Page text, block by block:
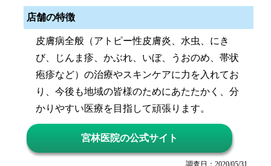
店舗の特徴
皮膚病全般（アトピー性皮膚炎、水虫、にき
び、じんま疹、かぶれ、いぼ、うおのめ、帯状
疱疹など）の治療やスキンケアに力を入れてお
り、今後も地域の皆様のためにあたたかく、分
かりやすい医療を目指して頑張ります。
宮林医院の公式サイト